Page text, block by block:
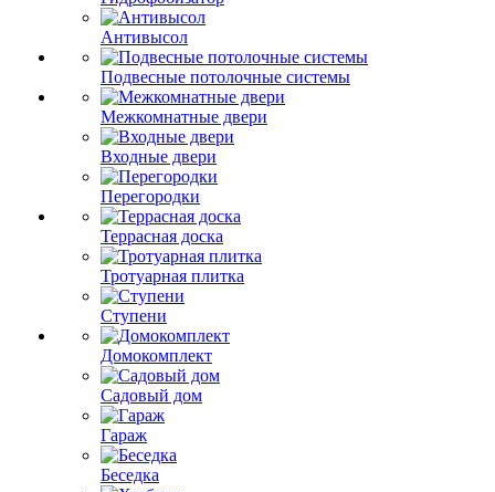
Антивысол
Подвесные потолочные системы
Межкомнатные двери
Входные двери
Перегородки
Террасная доска
Тротуарная плитка
Ступени
Домокомплект
Садовый дом
Гараж
Беседка